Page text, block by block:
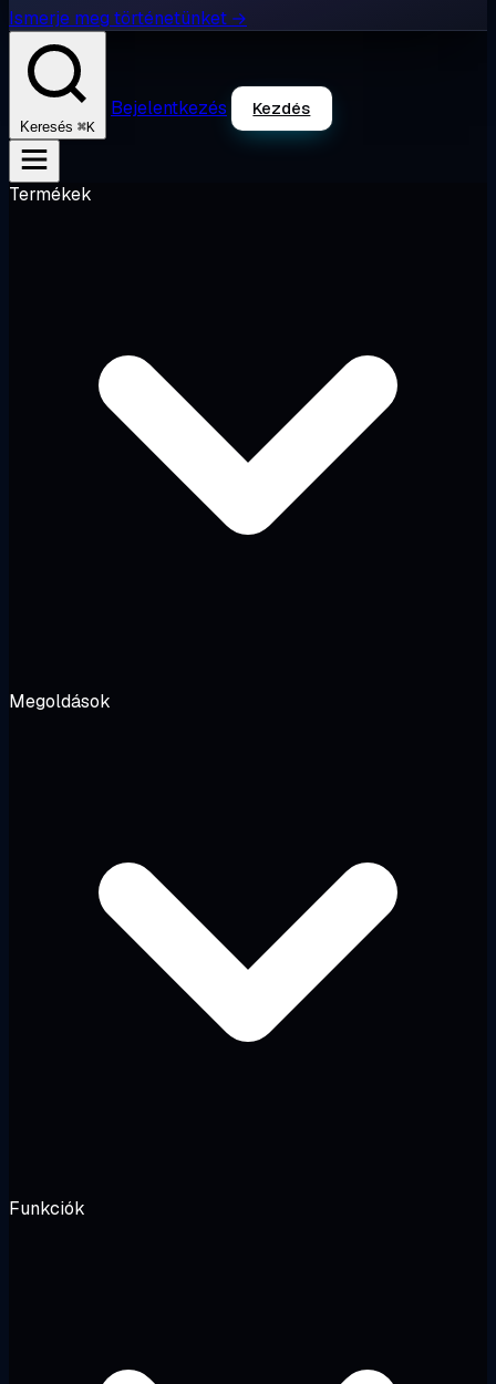
Ismerje meg történetünket →
Keresés ⌘K
Bejelentkezés Kezdés
Termékek
Megoldások
Funkciók